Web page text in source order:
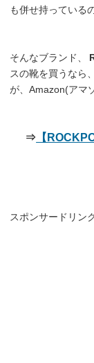
も併せ持っている
そんなブランド、
スの靴を買うなら
が、Amazon(アマ
⇒ 【
スポンサードリン